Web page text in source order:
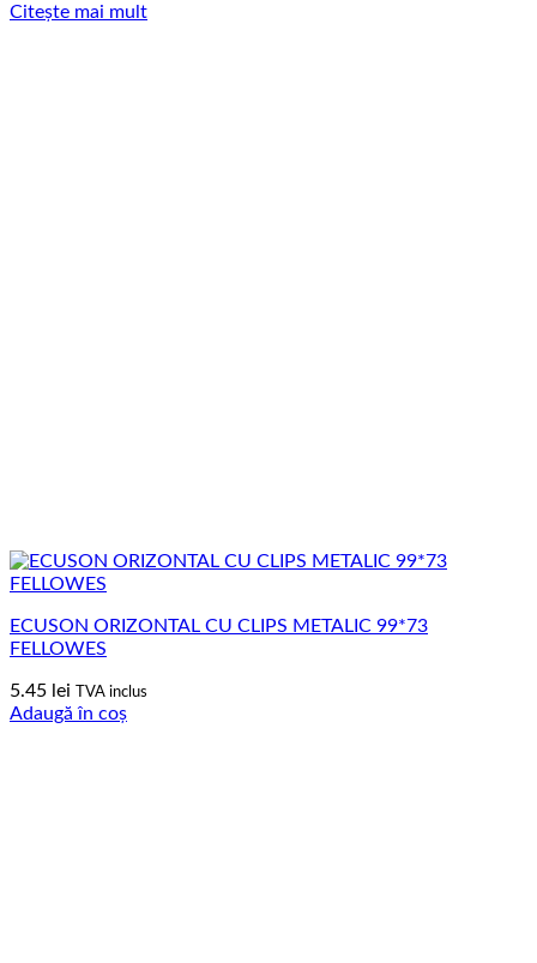
Citește mai mult
ECUSON ORIZONTAL CU CLIPS METALIC 99*73
FELLOWES
5.45 lei TVA inclus
Adaugă în coș